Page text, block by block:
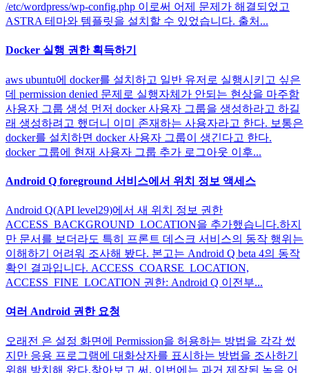
/etc/wordpress/wp-config.php 이로써 어제 문제가 해결되었고
ASTRA 테마와 템플릿을 설치할 수 있었습니다. 출처...
Docker 실행 권한 획득하기
aws ubuntu에 docker를 설치하고 일반 유저로 실행시키고 싶은
데 permission denied 문제로 실행자체가 안되는 현상을 마주함
사용자 그룹 생성 먼저 docker 사용자 그룹을 생성하라고 하길
래 생성하려고 했더니 이미 존재하는 사용자라고 한다. 보통은
docker를 설치하면 docker 사용자 그룹이 생긴다고 한다.
docker 그룹에 현재 사용자 그룹 추가 로그아웃 이후...
Android Q foreground 서비스에서 위치 정보 액세스
Android Q(API level29)에서 새 위치 정보 권한
ACCESS_BACKGROUND_LOCATION을 추가했습니다.하지
만 문서를 보더라도 특히 프론트 데스크 서비스의 동작 행위는
이해하기 어려워 조사해 봤다. 본고는 Android Q beta 4의 동작
확인 결과입니다. ACCESS_COARSE_LOCATION,
ACCESS_FINE_LOCATION 권한: Android Q 이전부...
여러 Android 권한 요청
오래전 은 설정 화면에 Permission을 허용하는 방법을 각각 썼
지만 응용 프로그램에 대화상자를 표시하는 방법을 조사하기
위해 방치해 왔다.찾아보고 써. 이번에는 과거 제작된 녹음 어